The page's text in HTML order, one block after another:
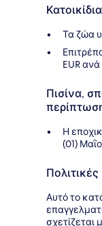
Κατοικίδια
Τα ζώα
EUR
Πισίνα,
Η
(01)
Πολιτικές
Αυτό το
σχετίζεται